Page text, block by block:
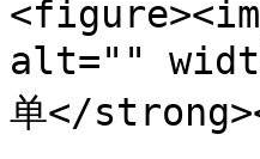
alt=""
单</